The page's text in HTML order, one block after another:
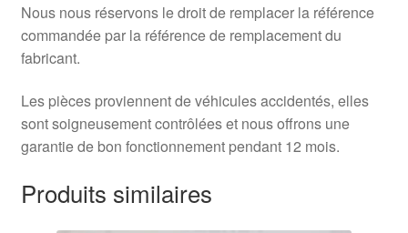
Nous nous réservons le droit de remplacer la référence
commandée par la référence de remplacement du
fabricant.
Les pièces proviennent de véhicules accidentés, elles
sont soigneusement contrôlées et nous offrons une
garantie de bon fonctionnement pendant 12 mois.
Produits similaires